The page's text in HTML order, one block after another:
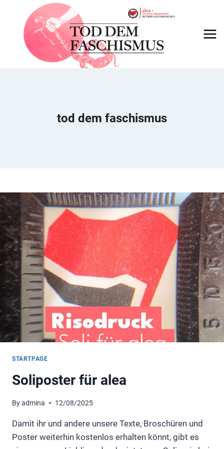
content
tod dem faschismus
STARTPAGE
Soliposter für alea
Byadmina 12/08/2025
Damit ihr und andere unsere Texte, Broschüren und
Poster weiterhin kostenlos erhalten könnt, gibt es